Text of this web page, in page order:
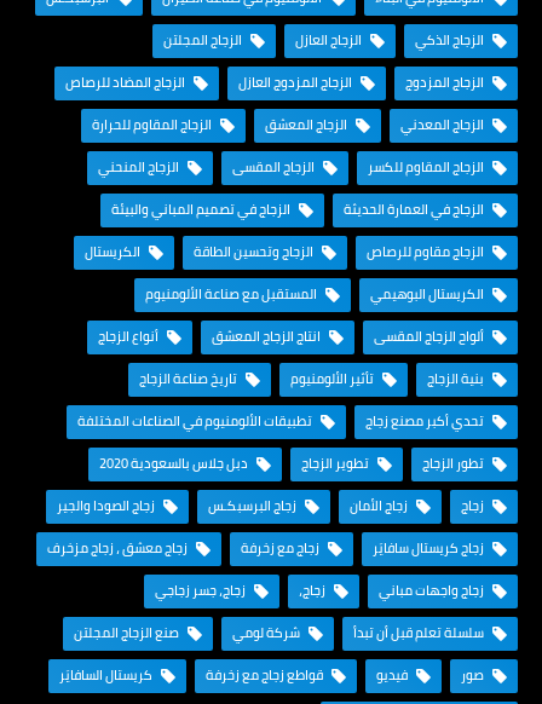
الزجاج الذكي
الزجاج العازل
الزجاج المجلتن
الزجاج المزدوج
الزجاج المزدوج العازل
الزجاج المضاد للرصاص
الزجاج المعدني
الزجاج المعشق
الزجاج المقاوم للحرارة
الزجاج المقاوم للكسر
الزجاج المقسى
الزجاج المنحني
الزجاج في العمارة الحديثة
الزجاج في تصميم المباني والبيئة
الزجاج مقاوم للرصاص
الزجاج وتحسين الطاقة
الكريستال
الكريستال البوهيمي
المستقبل مع صناعة الألومنيوم
ألواح الزجاج المقسى
انتاج الزجاج المعشق
أنواع الزجاج
بنية الزجاج
تأثير الألومنيوم
تاريخ صناعة الزجاج
تحدي أكبر مصنع زجاج
تطبيقات الألومنيوم في الصناعات المختلفة
تطور الزجاج
تطوير الزجاج
دبل جلاس بالسعودية 2020
زجاج
زجاج الأمان زجاج البرسبكـس
زجاج الصودا والجير
زجاج كريستال سافايَر
زجاج مع زخرفة
زجاج معشق ، زجاج مزخرف
زجاج واجهات مباني
زجاج،
زجاج، جسر زجاجي
سلسلة تعلم قبل أن تبدأ
شركة لومي
صنع الزجاج المجلتن
صور
فيديو قواطع زجاج مع زخرفة
كريستال السافايَر